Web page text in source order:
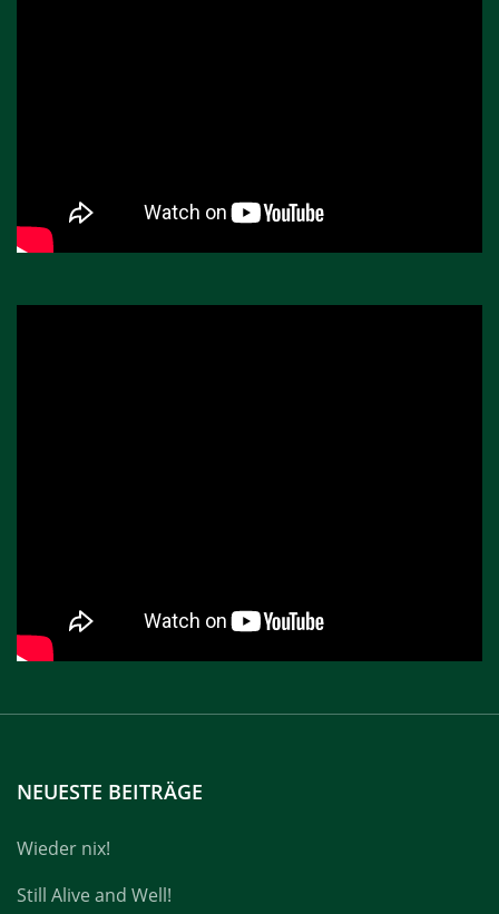
NEUESTE BEITRÄGE
Wieder nix!
Still Alive and Well!